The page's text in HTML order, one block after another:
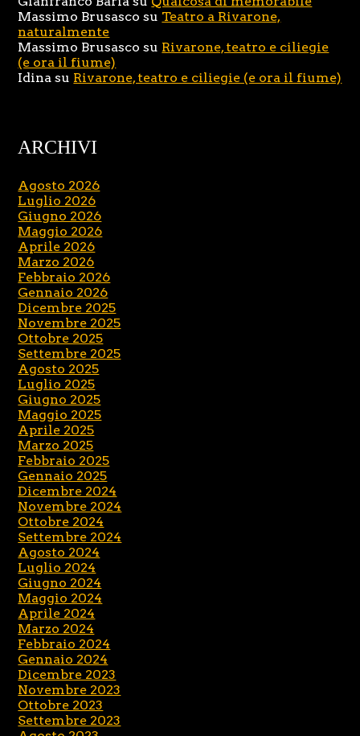
Massimo Brusasco su Teatro a Rivarone,
naturalmente
Massimo Brusasco su Rivarone, teatro e ciliegie
(e ora il fiume)
Idina su Rivarone, teatro e ciliegie (e ora il fiume)
ARCHIVI
Agosto 2026
Luglio 2026
Giugno 2026
Maggio 2026
Aprile 2026
Marzo 2026
Febbraio 2026
Gennaio 2026
Dicembre 2025
Novembre 2025
Ottobre 2025
Settembre 2025
Agosto 2025
Luglio 2025
Giugno 2025
Maggio 2025
Aprile 2025
Marzo 2025
Febbraio 2025
Gennaio 2025
Dicembre 2024
Novembre 2024
Ottobre 2024
Settembre 2024
Agosto 2024
Luglio 2024
Giugno 2024
Maggio 2024
Aprile 2024
Marzo 2024
Febbraio 2024
Gennaio 2024
Dicembre 2023
Novembre 2023
Ottobre 2023
Settembre 2023